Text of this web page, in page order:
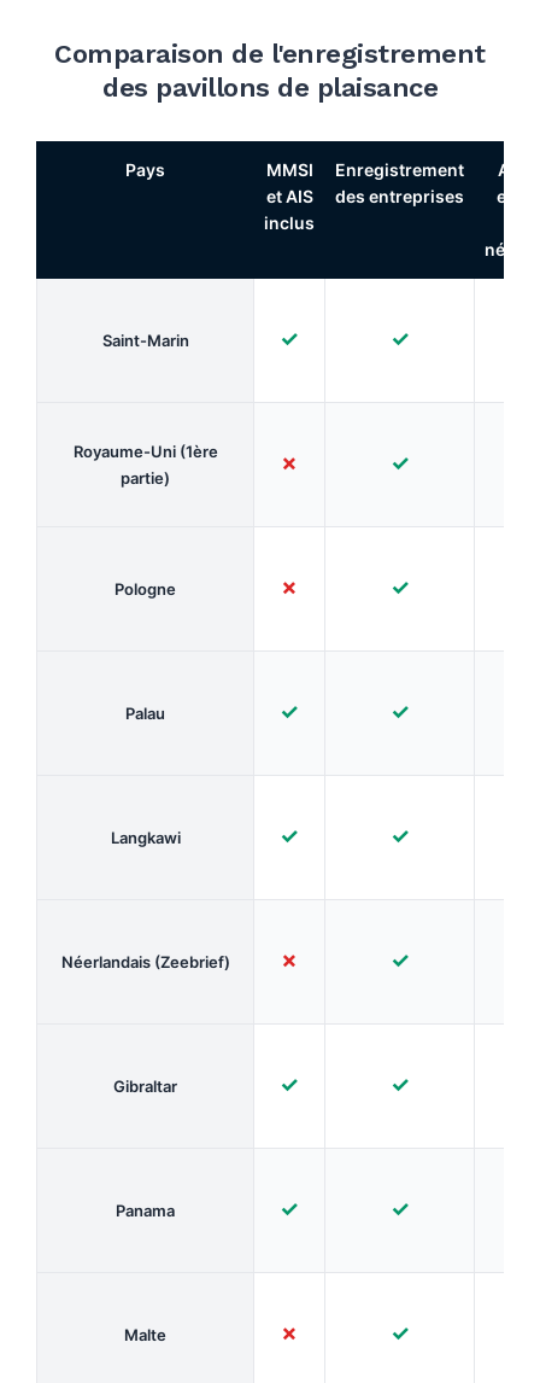
Comparaison de l'enregistrement
des pavillons de plaisance
Pays
MMSI
et AIS
inclus
Enregistrement
des entreprises
Saint-Marin ✓ ✓
Royaume-Uni (1ère
partie)
✗ ✓
Pologne ✗ ✓
Palau ✓ ✓
Langkawi ✓ ✓
Néerlandais (Zeebrief) ✗ ✓
Gibraltar ✓ ✓
Panama ✓ ✓
Malte ✗ ✓